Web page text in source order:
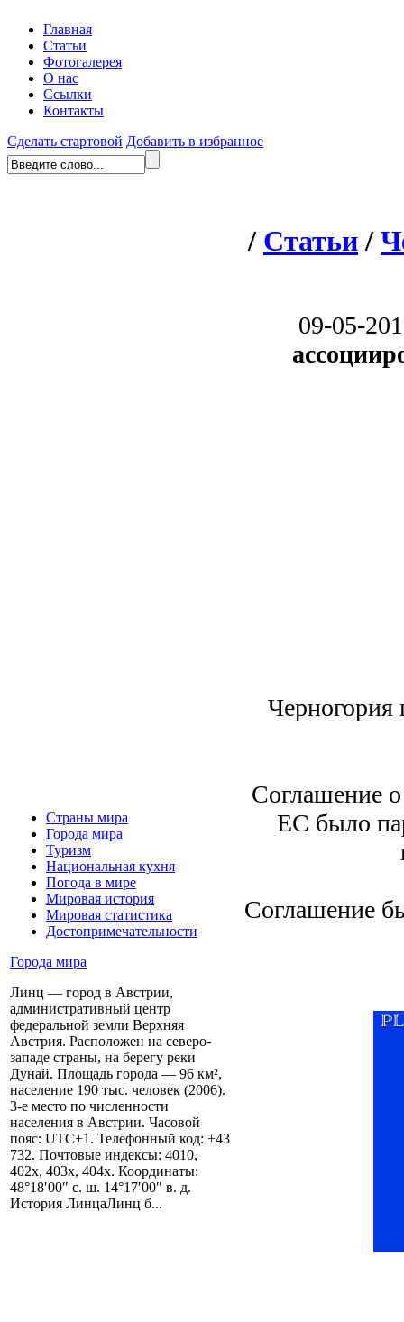
Главная
Статьи
Фотогалерея
О нас
Ссылки
Контакты
Сделать стартовой Добавить в избранное
Страны мира
Города мира
Туризм
Национальная кухня
Погода в мире
Мировая история
Мировая статистика
Достопримечательности
Города мира
Линц — город в Австрии,
административный центр
федеральной земли Верхняя
Австрия. Расположен на северо-
западе страны, на берегу реки
Дунай. Площадь города — 96 км²,
население 190 тыс. человек (2006).
3-е место по численности
населения в Австрии. Часовой
пояс: UTC+1. Телефонный код: +43
732. Почтовые индексы: 4010,
402x, 403x, 404x. Координаты:
48°18′00″ с. ш. 14°17′00″ в. д.
История ЛинцаЛинц б...
/ Статьи/
09-05-
Черногория
Соглашение о
ЕС было
Соглашение